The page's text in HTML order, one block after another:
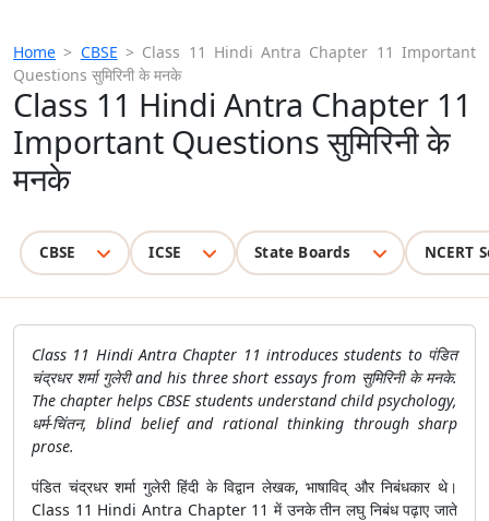
Home > CBSE > Class 11 Hindi Antra Chapter 11 Important
Questions सुमिरिनी के मनके
Class 11 Hindi Antra Chapter 11
Important Questions सुमिरिनी के
मनके
CBSE ICSE State Boards NCERT
Class 11 Hindi Antra Chapter 11 introduces students to पंडित
चंद्रधर शर्मा गुलेरी and his three short essays from सुमिरिनी के मनके.
The chapter helps CBSE students understand child psychology,
धर्म-चिंतन, blind belief and rational thinking through sharp
prose.
पंडित चंद्रधर शर्मा गुलेरी हिंदी के विद्वान लेखक, भाषाविद् और निबंधकार थे।
Class 11 Hindi Antra Chapter 11 में उनके तीन लघु निबंध पढ़ाए जाते